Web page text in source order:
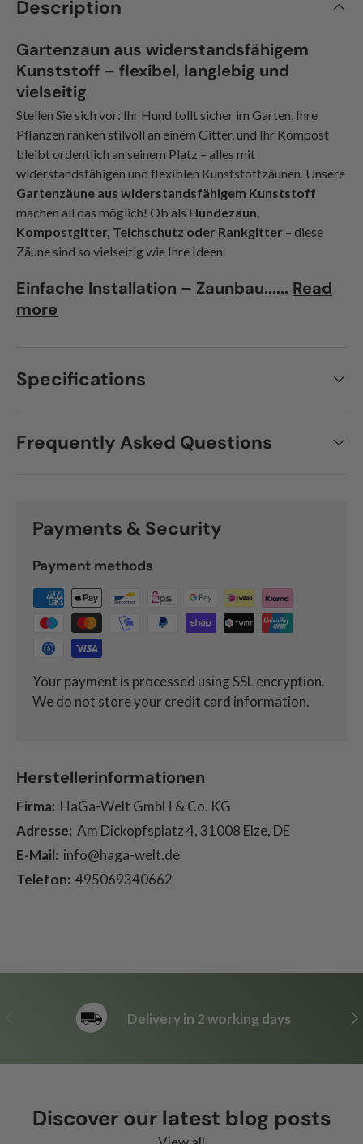
Description
Gartenzaun aus widerstandsfähigem
Kunststoff – flexibel, langlebig und
vielseitig
Stellen Sie sich vor: Ihr Hund tollt sicher im Garten, Ihre
Pflanzen ranken stilvoll an einem Gitter, und Ihr Kompost
bleibt ordentlich an seinem Platz – alles mit
widerstandsfähigen und flexiblen Kunststoffzäunen. Unsere
Gartenzäune aus widerstandsfähigem Kunststoff
machen all das möglich! Ob als Hundezaun,
Kompostgitter, Teichschutz oder Rankgitter – diese
Zäune sind so vielseitig wie Ihre Ideen.
Einfache Installation – Zaunbau...... Read
more
Specifications
Frequently Asked Questions
Payments & Security
Payment methods
Your payment is processed using SSL encryption.
We do not store your credit card information.
Herstellerinformationen
Firma: HaGa-Welt GmbH & Co. KG
Adresse: Am Dickopfsplatz 4, 31008 Elze, DE
E-Mail: info@haga-welt.de
Telefon: 495069340662
Delivery in 2 working days
Discover our latest blog posts